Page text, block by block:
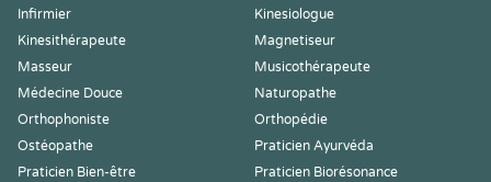
Infirmier
Kinesiologue
Kinesithérapeute
Magnetiseur
Masseur
Musicothérapeute
Médecine Douce
Naturopathe
Orthophoniste
Orthopédie
Ostéopathe
Praticien Ayurvéda
Praticien Bien-être
Praticien Biorésonance